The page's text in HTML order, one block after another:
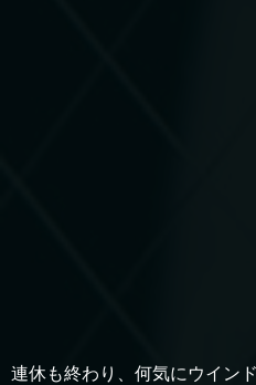
連休も終わり、何気にウイン